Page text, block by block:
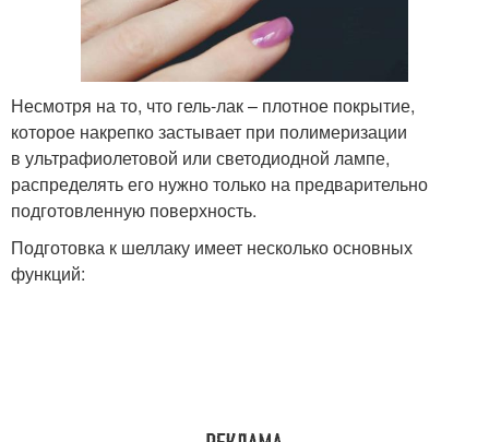
Несмотря на то, что гель-лак – плотное покрытие,
которое накрепко застывает при полимеризации
в ультрафиолетовой или светодиодной лампе,
распределять его нужно только на предварительно
подготовленную поверхность.
Подготовка к шеллаку имеет несколько основных
функций: